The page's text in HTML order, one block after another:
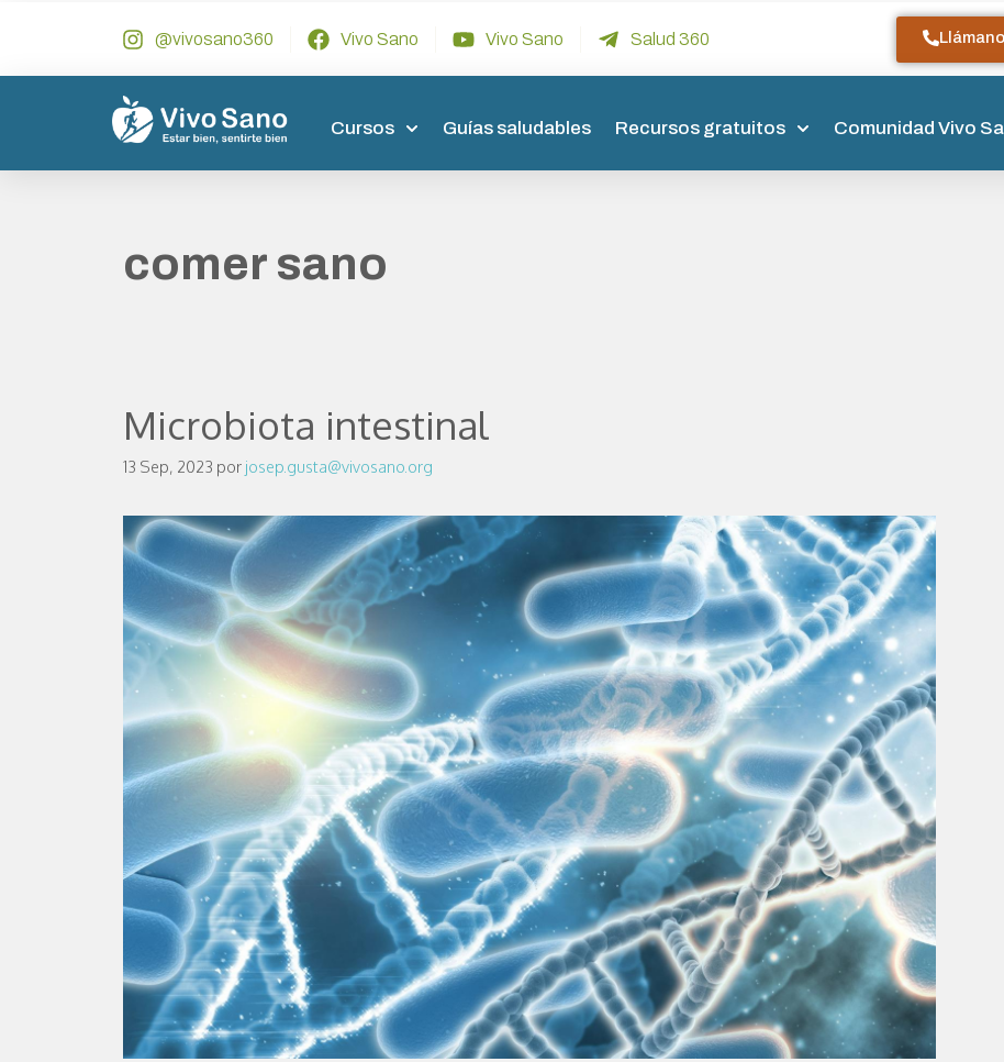
@vivosano360 Vivo Sano Vivo Sano Salud 360
Cursos Guías saludables Recursos gratuitos Comunidad Vivo
comer sano
Microbiota intestinal
13 Sep, 2023 por josep.gusta@vivosano.org